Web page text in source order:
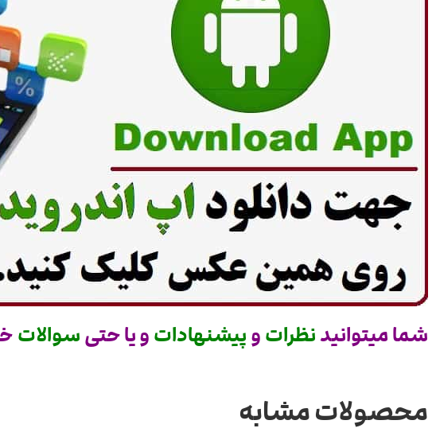
شما میتوانیدنظراتوپیشنهاداتو یا حتیسوالات
محصولات مشابه